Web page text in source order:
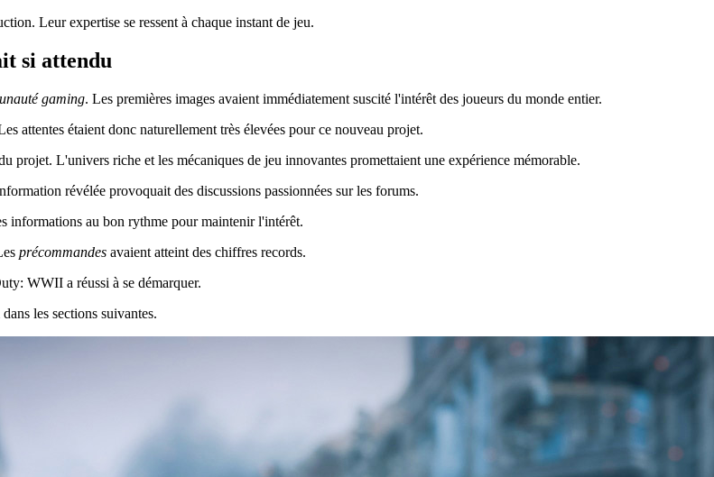
Leur expertise se ressent à chaque instant de jeu.
si attendu
gaming. Les premières images avaient immédiatement suscité l'intérêt des joueurs du monde entier.
attentes étaient donc naturellement très élevées pour ce nouveau projet.
projet. L'univers riche et les mécaniques de jeu innovantes promettaient une expérience mémorable.
révélée provoquait des discussions passionnées sur les forums.
informations au bon rythme pour maintenir l'intérêt.
précommandes avaient atteint des chiffres records.
WWII a réussi à se démarquer.
les sections suivantes.